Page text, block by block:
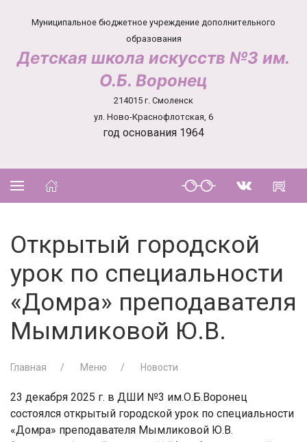
Муниципальное бюджетное учреждение дополнительного
образования
Детская школа искусств №3 им.
О.Б. Воронец
214015 г. Смоленск
ул. Ново-Краснофлотская, 6
год основания 1964
Открытый городской
урок по специальности
«Домра» преподавателя
Мымликовой Ю.В.
Главная Меню Новости
23 декабря 2025 г. в ДШИ №3 им.О.Б.Воронец
состоялся открытый городской урок по специальности
«Домра» преподавателя Мымликовой Ю.В.